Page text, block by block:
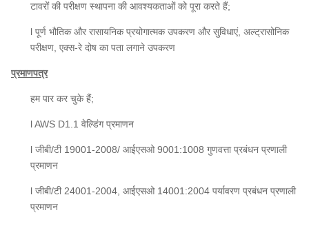
टावरों की परीक्षण स्थापना की आवश्यकताओं को पूरा करते हैं;
l पूर्ण भौतिक और रासायनिक प्रयोगात्मक उपकरण और सुविधाएं, अल्ट्रासोनिक
परीक्षण, एक्स-रे दोष का पता लगाने उपकरण
प्रमाणपत्र
हम पार कर चुके हैं;
l AWS D1.1 वेल्डिंग प्रमाणन
l जीबी/टी 19001-2008/ आईएसओ 9001:1008 गुणवत्ता प्रबंधन प्रणाली
प्रमाणन
l जीबी/टी 24001-2004, आईएसओ 14001:2004 पर्यावरण प्रबंधन प्रणाली
प्रमाणन